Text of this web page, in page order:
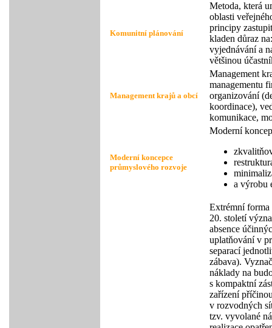
Komunitní plánování
Metoda, která
oblasti
principy
kladen důraz
vyjednávání a
většinou
Management krajů a obcí
Management
managementu
organizování
koordinace),
komunikace,
Moderní koncepce
průmyslového rozvoje
Moderní
a výrobu
Extrémní forma
20. století
absence
uplatňování v
separací
zábava).
náklady na
s kompaktní
zařízení
v rozvodných
tzv. vyvolané